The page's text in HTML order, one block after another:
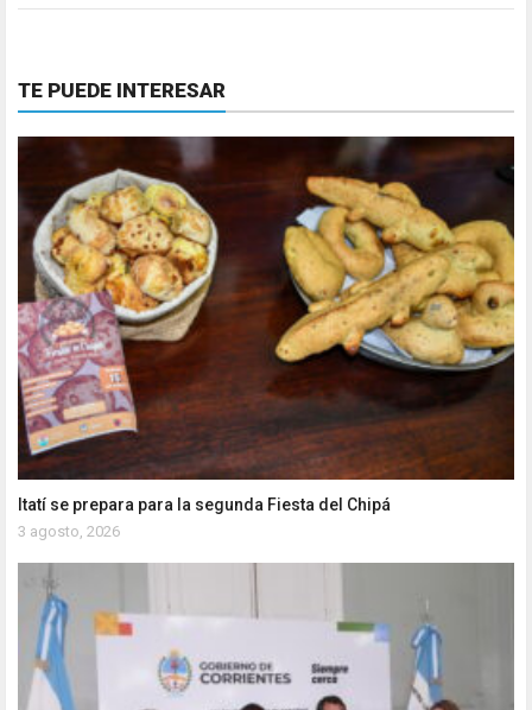
TE PUEDE INTERESAR
Itatí se prepara para la segunda Fiesta del Chipá
3 agosto, 2026